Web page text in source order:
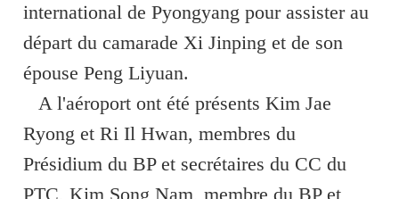
international de Pyongyang pour assister au
départ du camarade Xi Jinping et de son
épouse Peng Liyuan.
A l'aéroport ont été présents Kim Jae
Ryong et Ri Il Hwan, membres du
Présidium du BP et secrétaires du CC du
PTC, Kim Song Nam, membre du BP et